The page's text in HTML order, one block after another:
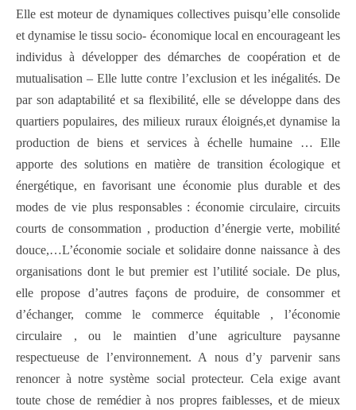
Elle est moteur de dynamiques collectives puisqu’elle consolide
et dynamise le tissu socio- économique local en encourageant les
individus à développer des démarches de coopération et de
mutualisation – Elle lutte contre l’exclusion et les inégalités. De
par son adaptabilité et sa flexibilité, elle se développe dans des
quartiers populaires, des milieux ruraux éloignés,et dynamise la
production de biens et services à échelle humaine … Elle
apporte des solutions en matière de transition écologique et
énergétique, en favorisant une économie plus durable et des
modes de vie plus responsables : économie circulaire, circuits
courts de consommation , production d’énergie verte, mobilité
douce,…L’économie sociale et solidaire donne naissance à des
organisations dont le but premier est l’utilité sociale. De plus,
elle propose d’autres façons de produire, de consommer et
d’échanger, comme le commerce équitable , l’économie
circulaire , ou le maintien d’une agriculture paysanne
respectueuse de l’environnement. A nous d’y parvenir sans
renoncer à notre système social protecteur. Cela exige avant
toute chose de remédier à nos propres faiblesses, et de mieux